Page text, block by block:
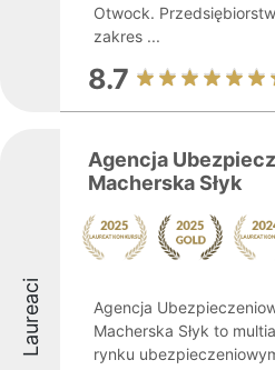
Otwock.
zakres ...
8.7
Laureaci
Agencja
Macherska Słyk
Agencja
Macherska Słyk to
rynku